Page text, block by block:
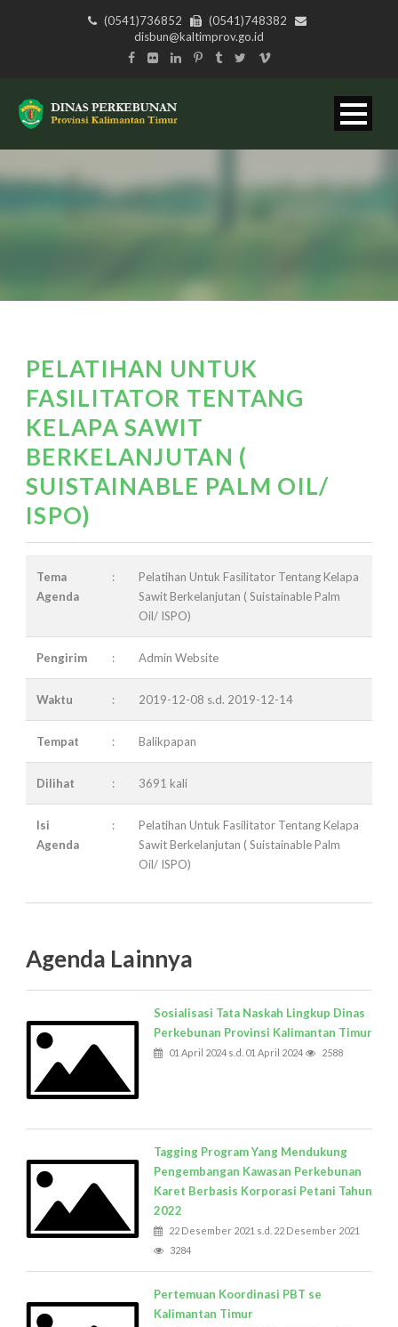
(0541)736852
(0541)748382
disbun@kaltimprov.go.id
PELATIHAN UNTUK
FASILITATOR TENTANG
KELAPA SAWIT
BERKELANJUTAN (
SUISTAINABLE PALM OIL/
ISPO)
Tema
Agenda
:
Pelatihan Untuk Fasilitator Tentang Kelapa
Sawit Berkelanjutan ( Suistainable Palm
Oil/ ISPO)
Pengirim : Admin Website
Waktu : 2019-12-08 s.d. 2019-12-14
Tempat : Balikpapan
Dilihat : 3691 kali
Isi
Agenda
:
Pelatihan Untuk Fasilitator Tentang Kelapa
Sawit Berkelanjutan ( Suistainable Palm
Oil/ ISPO)
Agenda Lainnya
Sosialisasi Tata Naskah Lingkup Dinas
Perkebunan Provinsi Kalimantan Timur
01 April 2024 s.d. 01 April 2024 2588
Tagging Program Yang Mendukung
Pengembangan Kawasan Perkebunan
Karet Berbasis Korporasi Petani Tahun
2022
22 Desember 2021 s.d. 22 Desember 2021
3284
Pertemuan Koordinasi PBT se
Kalimantan Timur